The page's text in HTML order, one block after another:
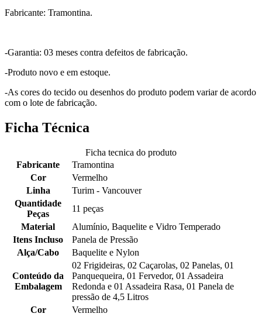
Fabricante: Tramontina.
-Garantia: 03 meses contra defeitos de fabricação.
-Produto novo e em estoque.
-As cores do tecido ou desenhos do produto podem variar de acordo
com o lote de fabricação.
Ficha Técnica
Ficha tecnica do produto
Fabricante
Tramontina
Cor
Vermelho
Linha
Turim - Vancouver
Quantidade
Peças
11 peças
Material
Alumínio, Baquelite e Vidro Temperado
Itens Incluso
Panela de Pressão
Alça/Cabo
Baquelite e Nylon
Conteúdo da
Embalagem
02 Frigideiras, 02 Caçarolas, 02 Panelas, 01
Panquequeira, 01 Fervedor, 01 Assadeira
Redonda e 01 Assadeira Rasa, 01 Panela de
pressão de 4,5 Litros
Cor
Vermelho